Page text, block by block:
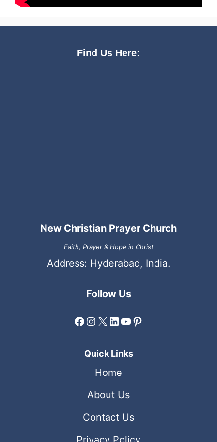
Find Us Here:
New Christian Prayer Church
Faith, Prayer & Hope in Christ
Address: Hyderabad, India.
Follow Us
Facebook
Instagram
X LinkedIn
YouTube
Pinterest
Quick Links
Home
About Us
Contact Us
Privacy Policy